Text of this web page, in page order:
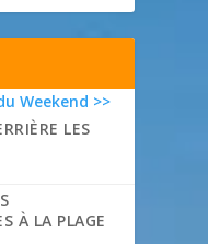
Weekend >>
LES
À LA PLAGE